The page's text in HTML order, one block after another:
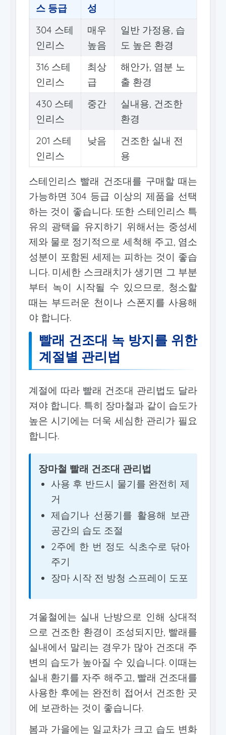
스 등급
성
304 스테
인리스
매우
높음
일반 가정용, 습
도 높은 환경
316 스테
인리스
최상
급
해안가, 염분 노
출 환경
430 스테
인리스
중간
실내용, 건조한
환경
201 스테
인리스
낮음
건조한 실내 전
용
스테인리스 빨래 건조대를 구매할 때는
가능하면 304 등급 이상의 제품을 선택
하는 것이 좋습니다. 또한 스테인리스 특
유의 광택을 유지하기 위해서는 중성세
제와 물로 정기적으로 세척해 주고, 염소
성분이 포함된 세제는 피하는 것이 좋습
니다. 미세한 스크래치가 생기면 그 부분
부터 녹이 시작될 수 있으므로, 청소할
때는 부드러운 천이나 스폰지를 사용해
야 합니다.
빨래 건조대 녹 방지를 위한
계절별 관리법
계절에 따라 빨래 건조대 관리법도 달라
져야 합니다. 특히 장마철과 같이 습도가
높은 시기에는 더욱 세심한 관리가 필요
합니다.
장마철 빨래 건조대 관리법
사용 후 반드시 물기를 완전히 제
거
제습기나 선풍기를 활용해 보관
공간의 습도 조절
2주에 한 번 정도 식초수로 닦아
주기
장마 시작 전 방청 스프레이 도포
겨울철에는 실내 난방으로 인해 상대적
으로 건조한 환경이 조성되지만, 빨래를
실내에서 말리는 경우가 많아 건조대 주
변의 습도가 높아질 수 있습니다. 이때는
실내 환기를 자주 해주고, 빨래 건조대를
사용한 후에는 완전히 접어서 건조한 곳
에 보관하는 것이 좋습니다.
봄과 가을에는 일교차가 크고 습도 변화